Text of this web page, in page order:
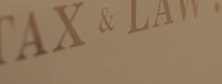
Download:
Algemene voorwaarden
Privacy voorwaarden